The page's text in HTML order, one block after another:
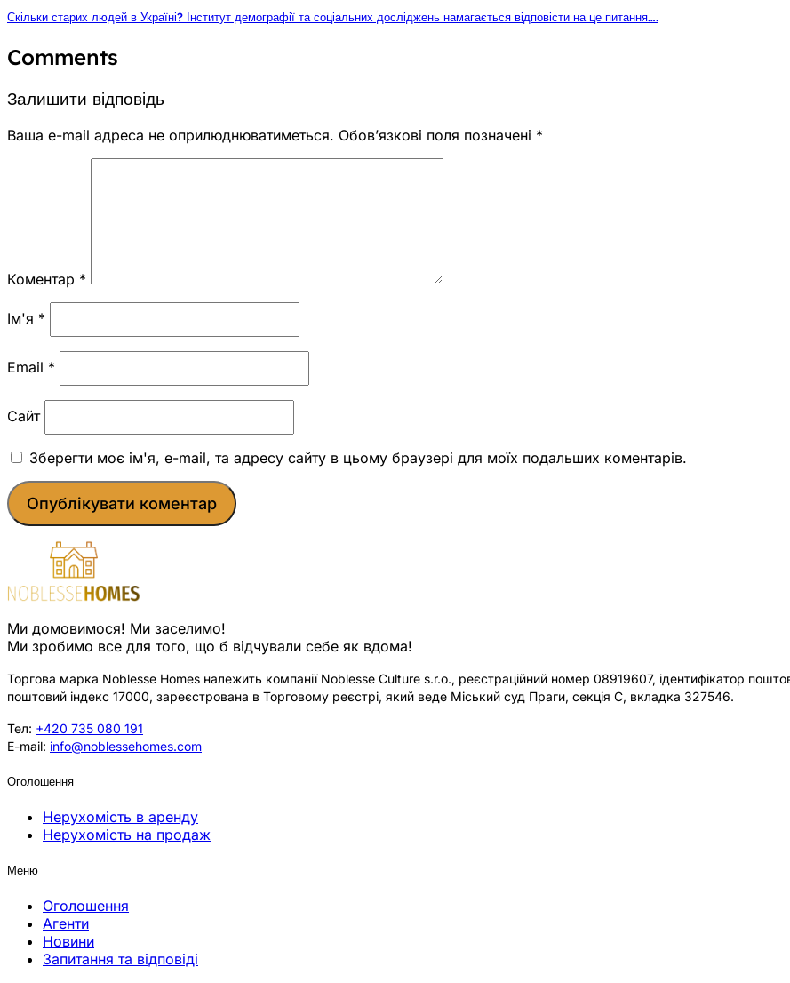
Скільки старих людей в Україні? Інститут демографії та соціальних досліджень намагається відповісти на це питання….
Comments
Залишити відповідь
Ваша e-mail адреса не оприлюднюватиметься. Обов’язкові поля позначені *
Коментар *
Ім'я *
Email *
Сайт
Зберегти моє ім'я, e-mail, та адресу сайту в цьому браузері для моїх подальших коментарів.
Ми домовимося! Ми заселимо!
Ми зробимо все для того, що б відчували себе як вдома!
Торгова марка Noblesse Homes належить компанії Noblesse Culture s.r.o., реєстраційний номер 08919607, ідентифікатор
поштовий індекс 17000, зареєстрована в Торговому реєстрі, який веде Міський суд Праги, секція C, вкладка 327546.
Тел: +420 735 080 191
E-mail: info@noblessehomes.com
Оголошення
Нерухомість в аренду
Нерухомість на продаж
Меню
Оголошення
Агенти
Новини
Запитання та відповіді